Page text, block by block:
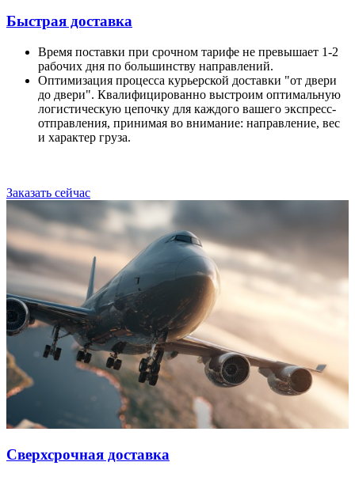
Быстрая доставка
Время поставки при срочном тарифе не превышает 1-2
рабочих дня по большинству направлений.
Оптимизация процесса курьерской доставки "от двери
до двери". Квалифицированно выстроим оптимальную
логистическую цепочку для каждого вашего экспресс-
отправления, принимая во внимание: направление, вес
и характер груза.
Заказать сейчас
Сверхсрочная доставка